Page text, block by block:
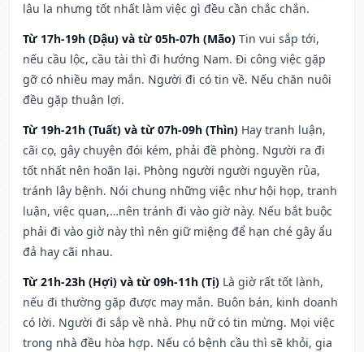
lâu la nhưng tốt nhất làm việc gì đều cần chắc chắn.
Từ 17h-19h (Dậu) và từ 05h-07h (Mão) Tin vui sắp tới,
nếu cầu lộc, cầu tài thì đi hướng Nam. Đi công việc gặp
gỡ có nhiều may mắn. Người đi có tin về. Nếu chăn nuôi
đều gặp thuận lợi.
Từ 19h-21h (Tuất) và từ 07h-09h (Thìn) Hay tranh luận,
cãi cọ, gây chuyện đói kém, phải đề phòng. Người ra đi
tốt nhất nên hoãn lại. Phòng người người nguyền rủa,
tránh lây bệnh. Nói chung những việc như hội họp, tranh
luận, việc quan,…nên tránh đi vào giờ này. Nếu bắt buộc
phải đi vào giờ này thì nên giữ miệng để hạn ché gây ẩu
đả hay cãi nhau.
Từ 21h-23h (Hợi) và từ 09h-11h (Tị) Là giờ rất tốt lành,
nếu đi thường gặp được may mắn. Buôn bán, kinh doanh
có lời. Người đi sắp về nhà. Phụ nữ có tin mừng. Mọi việc
trong nhà đều hòa hợp. Nếu có bệnh cầu thì sẽ khỏi, gia